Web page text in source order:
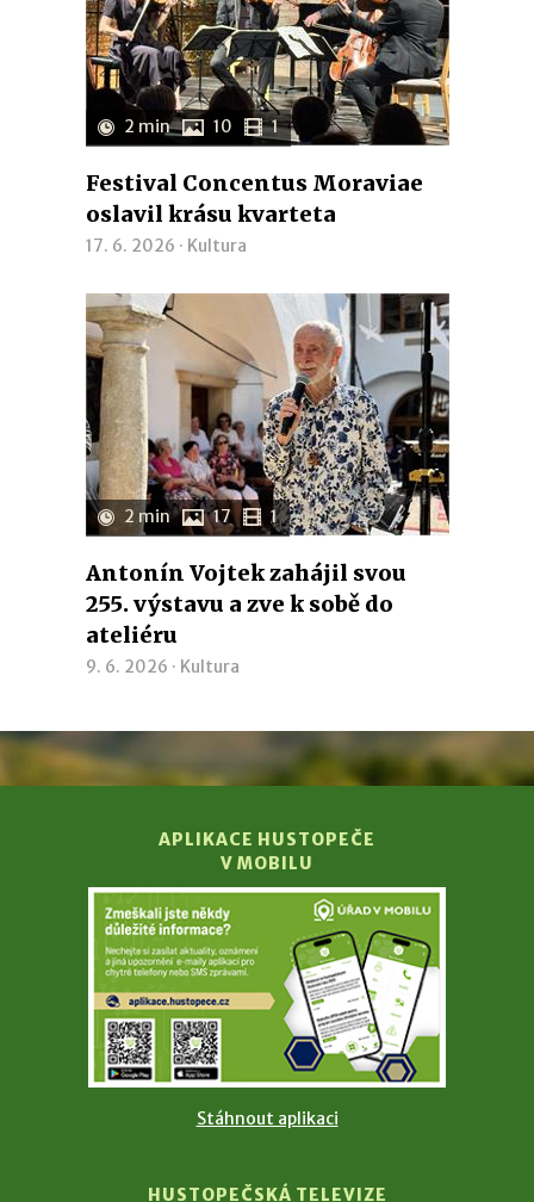
2 min 10 1
Festival Concentus Moraviae
oslavil krásu kvarteta
17. 6. 2026 · Kultura
2 min 17 1
Antonín Vojtek zahájil svou
255. výstavu a zve k sobě do
ateliéru
9. 6. 2026 · Kultura
APLIKACE HUSTOPEČE
V MOBILU
Stáhnout aplikaci
HUSTOPEČSKÁ TELEVIZE